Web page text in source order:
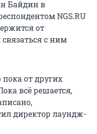
Байдин в
NGS.RU
от
с ним
пока от других
всё решается,
директор лаундж-